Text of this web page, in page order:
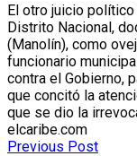
El otro juicio
Distrito Nacional,
(Manolín), como
funcionario
contra el Gobierno,
que concitó la
que se dio la
elcaribe.com
Previous Post